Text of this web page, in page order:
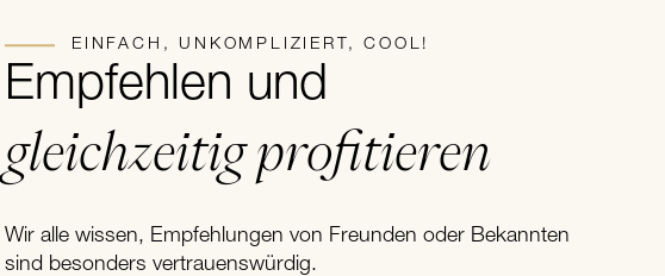
EINFACH, UNKOMPLIZIERT, COOL!
Empfehlen und
gleichzeitig profitieren
Wir alle wissen, Empfehlungen von Freunden oder Bekannten
sind besonders vertrauenswürdig.